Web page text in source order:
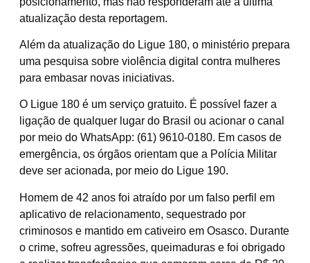
atualização desta reportagem.
Além da atualização do Ligue 180, o ministério prepara
uma pesquisa sobre violência digital contra mulheres
para embasar novas iniciativas.
O Ligue 180 é um serviço gratuito. É possível fazer a
ligação de qualquer lugar do Brasil ou acionar o canal
por meio do WhatsApp: (61) 9610-0180. Em casos de
emergência, os órgãos orientam que a Polícia Militar
deve ser acionada, por meio do Ligue 190.
Homem de 42 anos foi atraído por um falso perfil em
aplicativo de relacionamento, sequestrado por
criminosos e mantido em cativeiro em Osasco. Durante
o crime, sofreu agressões, queimaduras e foi obrigado